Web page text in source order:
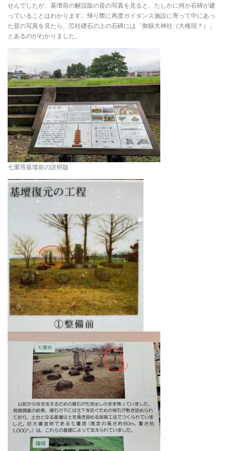
せんでしたが、基壇前の解説版の昔の写真を見ると、たしかに何か石碑が建
っていることはわかります。帰り際に再度ガイダンス施設に寄って中にあっ
た昔の写真を見たら、芯柱礎石の上の石碑には「御嶽大神社（大権現？）」
とあるのがわかりました。
七重塔基壇前の説明版